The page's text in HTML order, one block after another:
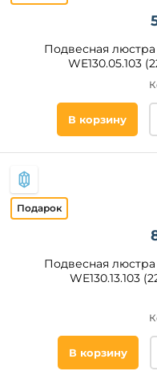
Подвесная
WE130.05.103
В корзину
Подвесная
WE130.13.103
В корзину